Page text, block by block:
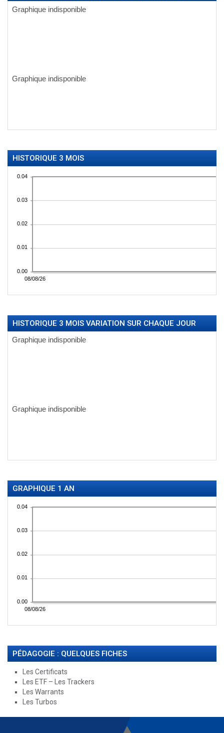
HISTORIQUE 3 MOIS
HISTORIQUE 3 MOIS VARIATION SUR CHAQUE JOUR
GRAPHIQUE 1 AN
PÉDAGOGIE : QUELQUES FICHES
Les Certificats
Les ETF – Les Trackers
Les Warrants
Les Turbos